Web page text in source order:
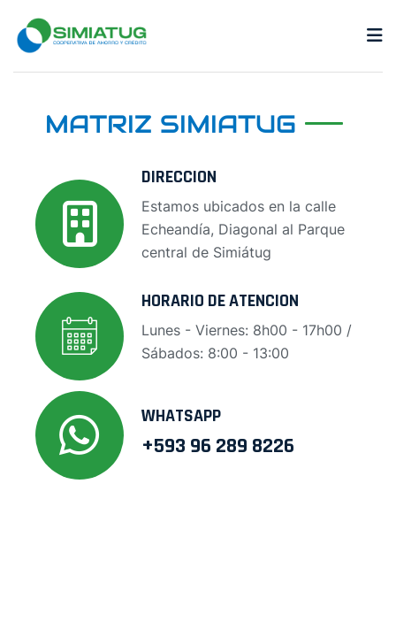
MATRIZ SIMIATUG
DIRECCION
Estamos ubicados en la calle
Echeandía, Diagonal al Parque
central de Simiátug
HORARIO DE ATENCION
Lunes - Viernes: 8h00 - 17h00 /
Sábados: 8:00 - 13:00
WHATSAPP
+593 96 289 8226